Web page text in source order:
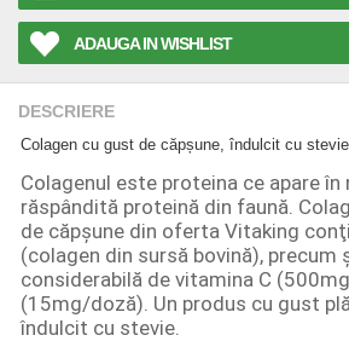
ADAUGA IN WISHLIST
DESCRIERE
Colagen cu gust de căpșune, îndulcit cu stevie
Colagenul este proteina ce apare în
răspândită proteină din faună.
de căpșune din oferta Vitaking
(colagen din sursă bovină),
considerabilă de vitamina C
(15mg/doză). Un produs cu gust
îndulcit cu stevie.